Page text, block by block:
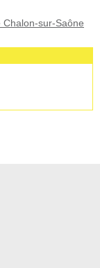
Chalon-sur-Saône